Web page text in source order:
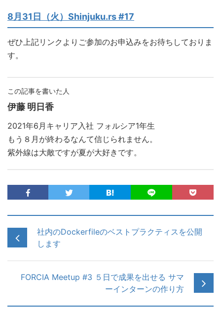
8月31日（火）Shinjuku.rs #17
ぜひ上記リンクよりご参加のお申込みをお待ちしておりま
す。
この記事を書いた人
伊藤 明日香
2021年6月キャリア入社 フォルシア1年生
もう８月が終わるなんて信じられません。
紫外線は大敵ですが夏が大好きです。
社内のDockerfileのベストプラクティスを公開
します
FORCIA Meetup #3 ５日で成果を出せる サマ
ーインターンの作り方